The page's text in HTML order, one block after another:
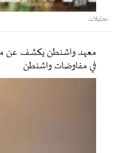
تحليلات
معهد واشنطن يكشف عن
في مفاوضات واشنطن